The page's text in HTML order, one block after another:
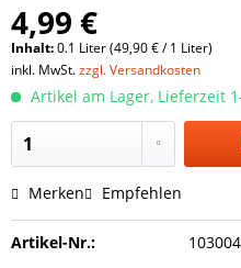
4,99 €
Inhalt:0.1 Liter (49,90 € / 1 Liter)
inkl. MwSt.zzgl. Versandkosten
Artikel am Lager, Lieferzeit
Merken Empfehlen
Artikel-Nr.: